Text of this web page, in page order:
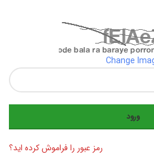
Change
ورود
رمز عبور را فراموش کرده اید؟